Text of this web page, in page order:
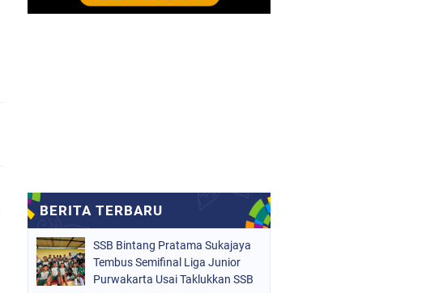
SSB Bintang Pratama Sukajaya
Tembus Semifinal Liga Junior
Purwakarta Usai Taklukkan SSB